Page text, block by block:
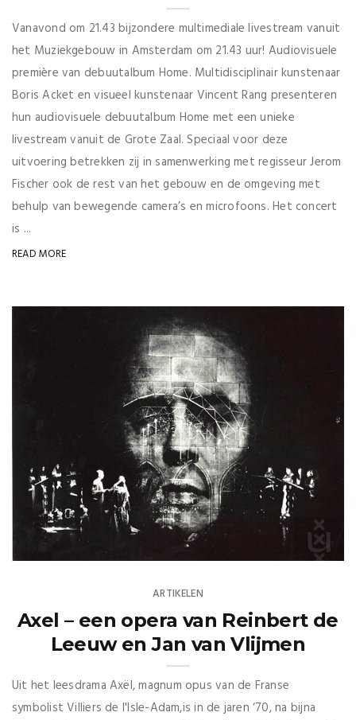
Vanavond om 21.43 bijzondere multimediale livestream vanuit
het Muziekgebouw in Amsterdam om 21.43 uur! Audiovisuele
première van debuutalbum Home. Multidisciplinair kunstenaar
Boris Acket en visueel kunstenaar Vincent Rang presenteren
hun audiovisuele debuutalbum Home met een unieke
livestream vanuit de Grote Zaal. Speciaal voor deze
uitvoering betrekken zij in samenwerking met regisseur Jerom
Fischer ook de rest van het gebouw en de omgeving met
behulp van bewegende camera’s en microfoons. Het concert
is ...
READ MORE
ARTIKELEN
Axel – een opera van Reinbert de
Leeuw en Jan van Vlijmen
Uit het leesdrama Axël, magnum opus van de Franse
symbolist Villiers de l'Isle-Adam,is in de jaren ‘70, na bijna